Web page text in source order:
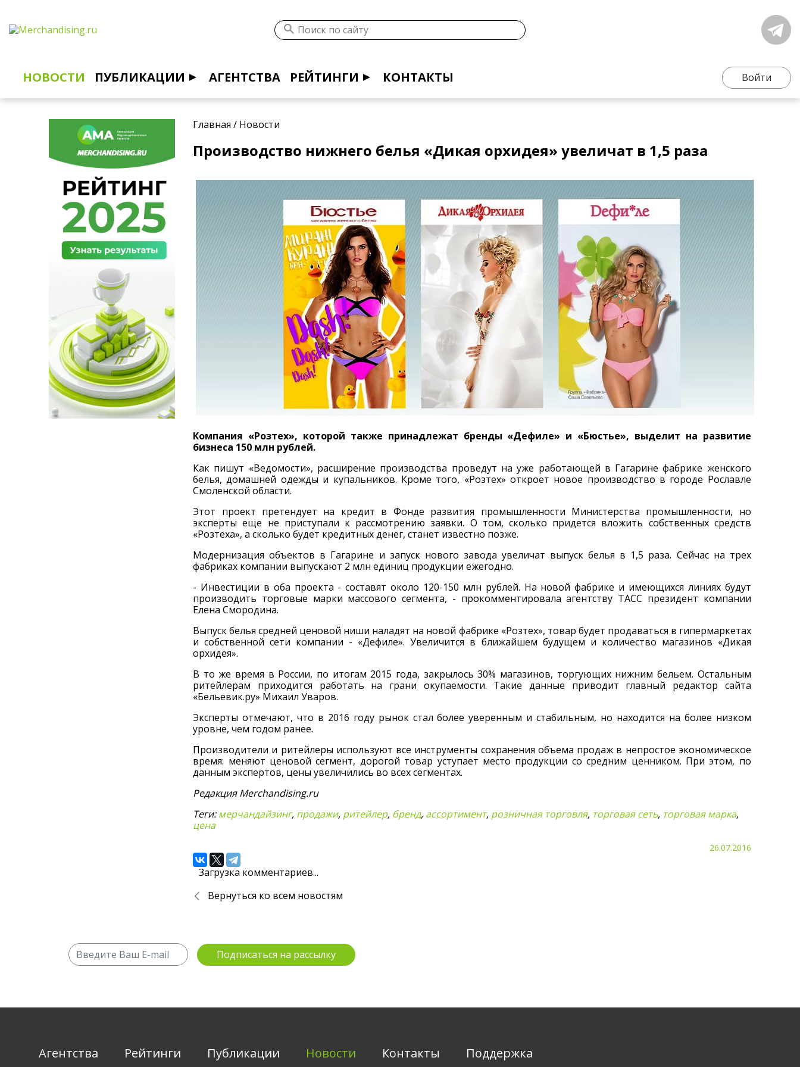
НОВОСТИ ПУБЛИКАЦИИ АГЕНТСТВА РЕЙТИНГИ КОНТАКТЫ Войти
Главная / Новости
Производство нижнего белья «Дикая орхидея» увеличат в 1,5 раза
Компания «Розтех», которой также принадлежат бренды «Дефиле» и «Бюстье», выделит на развитие
бизнеса 150 млн рублей.
Как пишут «Ведомости», расширение производства проведут на уже работающей в Гагарине фабрике женского
белья, домашней одежды и купальников. Кроме того, «Розтех» откроет новое производство в городе Рославле
Смоленской области.
Этот проект претендует на кредит в Фонде развития промышленности Министерства промышленности, но
эксперты еще не приступали к рассмотрению заявки. О том, сколько придется вложить собственных средств
«Розтеха», а сколько будет кредитных денег, станет известно позже.
Модернизация объектов в Гагарине и запуск нового завода увеличат выпуск белья в 1,5 раза. Сейчас на трех
фабриках компании выпускают 2 млн единиц продукции ежегодно.
- Инвестиции в оба проекта - составят около 120-150 млн рублей. На новой фабрике и имеющихся линиях будут
производить торговые марки массового сегмента, - прокомментировала агентству ТАСС президент компании
Елена Смородина.
Выпуск белья средней ценовой ниши наладят на новой фабрике «Розтех», товар будет продаваться в гипермаркетах
и собственной сети компании - «Дефиле». Увеличится в ближайшем будущем и количество магазинов «Дикая
орхидея».
В то же время в России, по итогам 2015 года, закрылось 30% магазинов, торгующих нижним бельем. Остальным
ритейлерам приходится работать на грани окупаемости. Такие данные приводит главный редактор сайта
«Бельевик.ру» Михаил Уваров.
Эксперты отмечают, что в 2016 году рынок стал более уверенным и стабильным, но находится на более низком
уровне, чем годом ранее.
Производители и ритейлеры используют все инструменты сохранения объема продаж в непростое экономическое
время: меняют ценовой сегмент, дорогой товар уступает место продукции со средним ценником. При этом, по
данным экспертов, цены увеличились во всех сегментах.
Редакция Merchandising.ru
Теги:мерчандайзинг, продажи, ритейлер, бренд, ассортимент, розничная торговля, торговая сеть, торговая марка,
цена
26.07.2016
Загрузка комментариев...
Вернуться ко всем новостям
Агентства Рейтинги Публикации Новости Контакты Поддержка